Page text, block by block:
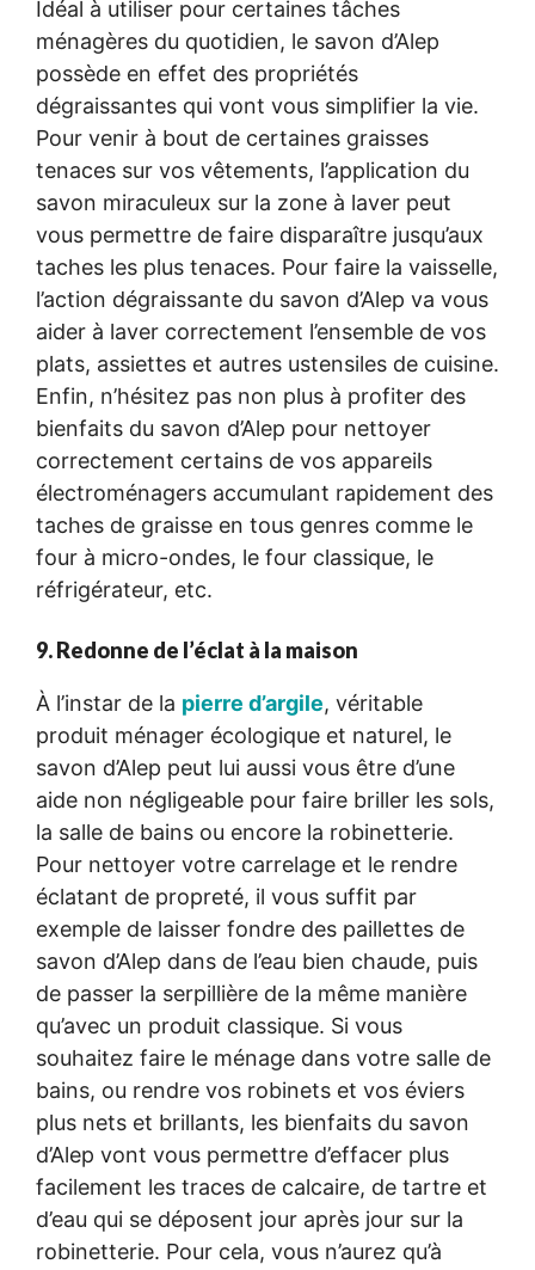
Idéal à utiliser pour certaines tâches
ménagères du quotidien, le savon d’Alep
possède en effet des propriétés
dégraissantes qui vont vous simplifier la vie.
Pour venir à bout de certaines graisses
tenaces sur vos vêtements, l’application du
savon miraculeux sur la zone à laver peut
vous permettre de faire disparaître jusqu’aux
taches les plus tenaces. Pour faire la vaisselle,
l’action dégraissante du savon d’Alep va vous
aider à laver correctement l’ensemble de vos
plats, assiettes et autres ustensiles de cuisine.
Enfin, n’hésitez pas non plus à profiter des
bienfaits du savon d’Alep pour nettoyer
correctement certains de vos appareils
électroménagers accumulant rapidement des
taches de graisse en tous genres comme le
four à micro-ondes, le four classique, le
réfrigérateur, etc.
9. Redonne de l’éclat à la maison
À l’instar de la pierre d’argile, véritable
produit ménager écologique et naturel, le
savon d’Alep peut lui aussi vous être d’une
aide non négligeable pour faire briller les sols,
la salle de bains ou encore la robinetterie.
Pour nettoyer votre carrelage et le rendre
éclatant de propreté, il vous suffit par
exemple de laisser fondre des paillettes de
savon d’Alep dans de l’eau bien chaude, puis
de passer la serpillière de la même manière
qu’avec un produit classique. Si vous
souhaitez faire le ménage dans votre salle de
bains, ou rendre vos robinets et vos éviers
plus nets et brillants, les bienfaits du savon
d’Alep vont vous permettre d’effacer plus
facilement les traces de calcaire, de tartre et
d’eau qui se déposent jour après jour sur la
robinetterie. Pour cela, vous n’aurez qu’à